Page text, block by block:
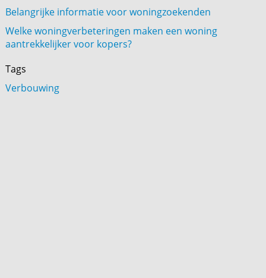
Belangrijke informatie voor woningzoekenden
Welke woningverbeteringen maken een woning
aantrekkelijker voor kopers?
Tags
Verbouwing